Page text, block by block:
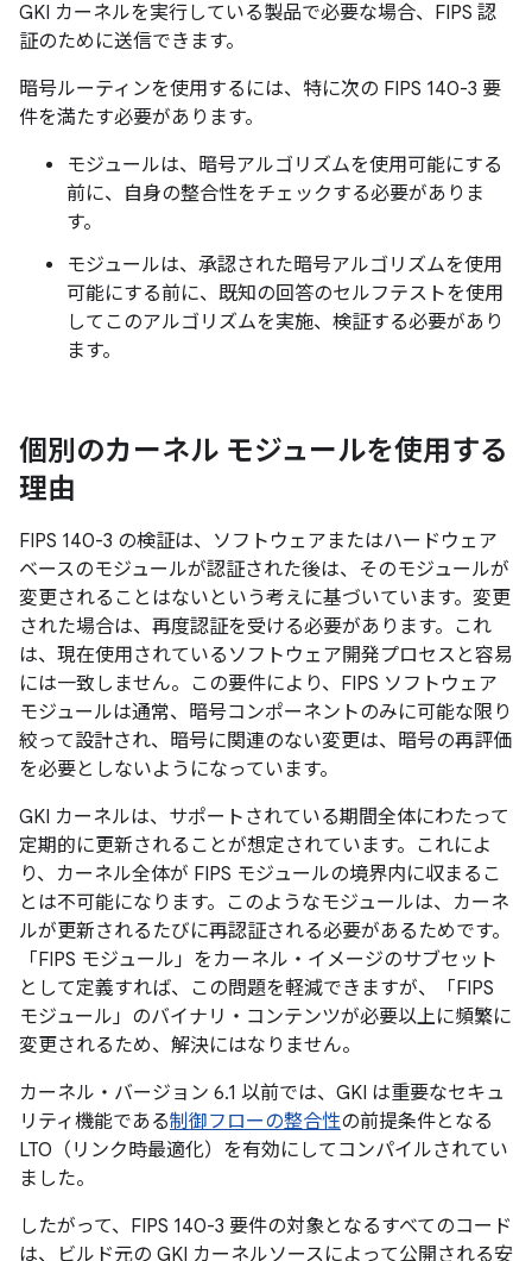
GKI カーネルを実行している製品で必要な場合、FIPS 認
証のために送信できます。
暗号ルーティンを使用するには、特に次の FIPS 140-3 要
件を満たす必要があります。
モジュールは、暗号アルゴリズムを使用可能にする
前に、自身の整合性をチェックする必要がありま
す。
モジュールは、承認された暗号アルゴリズムを使用
可能にする前に、既知の回答のセルフテストを使用
してこのアルゴリズムを実施、検証する必要があり
ます。
個別のカーネル モジュールを使用する
理由
FIPS 140-3 の検証は、ソフトウェアまたはハードウェア
ベースのモジュールが認証された後は、そのモジュールが
変更されることはないという考えに基づいています。変更
された場合は、再度認証を受ける必要があります。これ
は、現在使用されているソフトウェア開発プロセスと容易
には一致しません。この要件により、FIPS ソフトウェア
モジュールは通常、暗号コンポーネントのみに可能な限り
絞って設計され、暗号に関連のない変更は、暗号の再評価
を必要としないようになっています。
GKI カーネルは、サポートされている期間全体にわたって
定期的に更新されることが想定されています。これによ
り、カーネル全体が FIPS モジュールの境界内に収まるこ
とは不可能になります。このようなモジュールは、カーネ
ルが更新されるたびに再認証される必要があるためです。
「FIPS モジュール」をカーネル・イメージのサブセット
として定義すれば、この問題を軽減できますが、「FIPS
モジュール」のバイナリ・コンテンツが必要以上に頻繁に
変更されるため、解決にはなりません。
カーネル・バージョン 6.1 以前では、GKI は重要なセキュ
リティ機能である制御フローの整合性の前提条件となる
LTO（リンク時最適化）を有効にしてコンパイルされてい
ました。
したがって、FIPS 140-3 要件の対象となるすべてのコード
は、ビルド元の GKI カーネルソースによって公開される安